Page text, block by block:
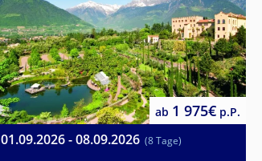
01.09.2026 - 08.09.2026 (8 Tage)
ab 1 975€ p.P.